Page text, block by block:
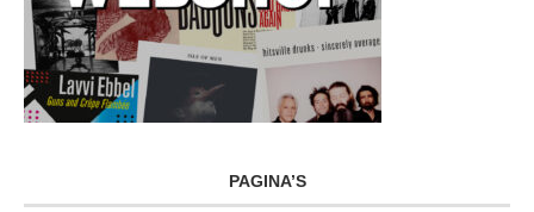
PAGINA’S